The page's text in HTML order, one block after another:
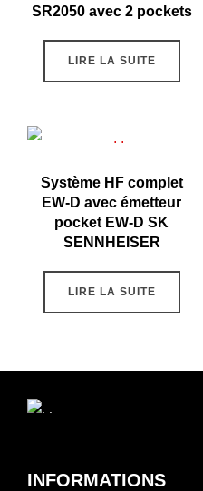
SR2050 avec 2 pockets
LIRE LA SUITE
Système HF complet
EW-D avec émetteur
pocket EW-D SK
SENNHEISER
LIRE LA SUITE
INFORMATIONS